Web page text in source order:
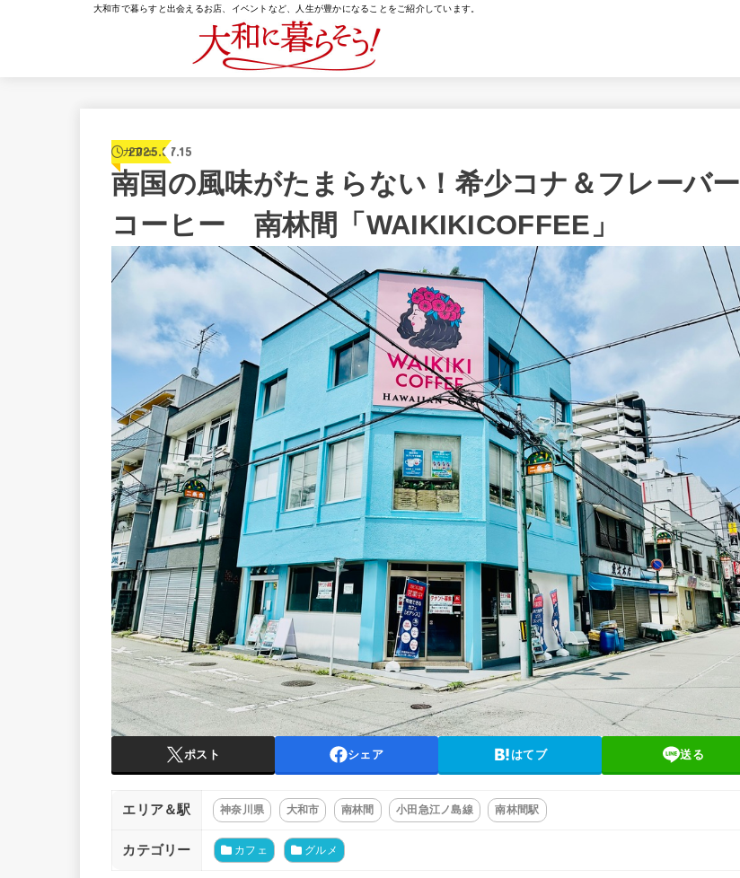
大和市で暮らすと出会えるお店、イベントなど、人生が豊かになることをご紹介しています。
カフェ
2025.07.15
南国の風味がたまらない！希少コナ＆フレーバー
コーヒー 南林間「WAIKIKICOFFEE」
ポスト シェア はてブ 送る
エリア＆駅 神奈川県 大和市 南林間 小田急江ノ島線 南林間駅
カテゴリー カフェ グルメ